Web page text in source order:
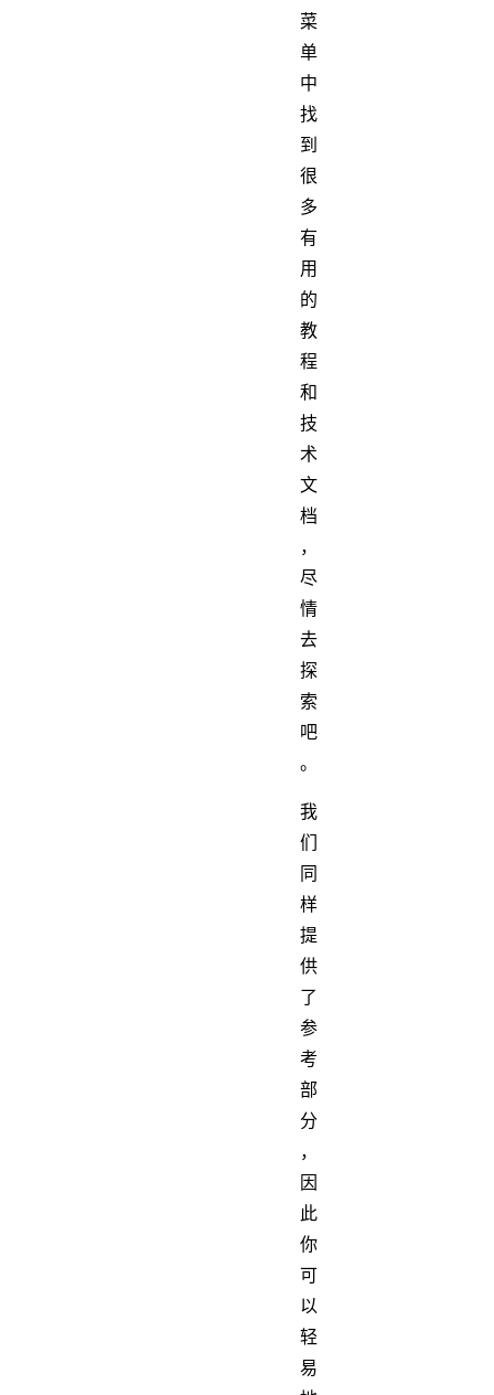
菜
单
中
找
到
很
多
有
用
的
教
程
和
技
术
文
档
，
尽
情
去
探
索
吧
。
我
们
同
样
提
供
了
参
考
部
分
，
因
此
你
可
以
轻
易